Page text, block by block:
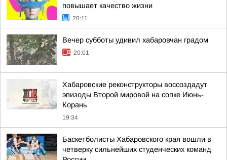
повышает качество жизни
20:11
Вечер субботы удивил хабаровчан градом
20:01
Хабаровские реконструкторы воссоздадут
эпизоды Второй мировой на сопке Июнь-
Корань
19:34
Баскетболисты Хабаровского края вошли в
четверку сильнейших студенческих команд